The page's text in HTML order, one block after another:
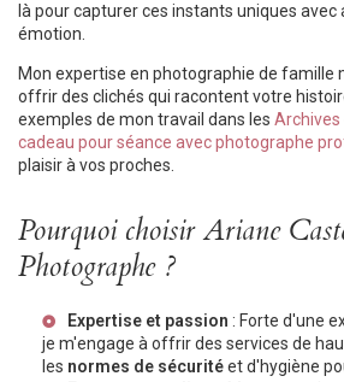
là pour capturer ces instants uniques
émotion.
Mon expertise en photographie de famille
offrir des clichés qui racontent votre
exemples de mon travail dans les Archives
cadeau pour séance avec photographe
plaisir à vos proches.
Pourquoi choisir Ariane
Photographe ?
Expertise et passion : Forte d'une
je m'engage à offrir des services de
les normes de sécuritéet d'hygiène